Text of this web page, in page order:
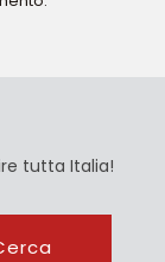
tutta Italia!